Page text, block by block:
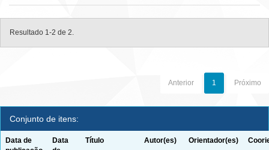
Resultado 1-2 de 2.
Anterior 1 Próximo
Conjunto de itens:
Data de
Data
Título Autor(es) Orientador(es)